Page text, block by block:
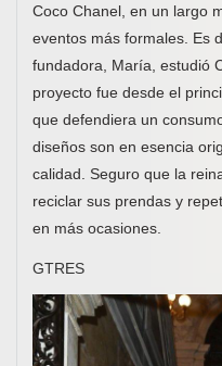
Coco Chanel, en un largo
eventos más formales. Es
fundadora, María, estudió
proyecto fue desde el
que defendiera un
diseños son en esencia
calidad. Seguro que la
reciclar sus prendas y
en más ocasiones.
GTRES